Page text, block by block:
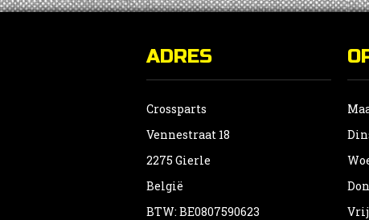
ADRES
Crossparts
Vennestraat 18
2275 Gierle
België
BTW: BE0807590623